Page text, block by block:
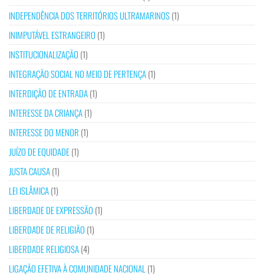
INDEPENDÊNCIA DOS TERRITÓRIOS ULTRAMARINOS(1)
INIMPUTÁVEL ESTRANGEIRO (1)
INSTITUCIONALIZAÇÃO (1)
INTEGRAÇÃO SOCIAL NO MEIO DE PERTENÇA(1)
INTERDIÇÃO DE ENTRADA(1)
INTERESSE DA CRIANÇA(1)
INTERESSE DO MENOR (1)
JUÍZO DE EQUIDADE(1)
JUSTA CAUSA(1)
LEI ISLÂMICA(1)
LIBERDADE DE EXPRESSÃO (1)
LIBERDADE DE RELIGIÃO (1)
LIBERDADE RELIGIOSA(4)
LIGAÇÃO EFETIVA À COMUNIDADE NACIONAL (1)